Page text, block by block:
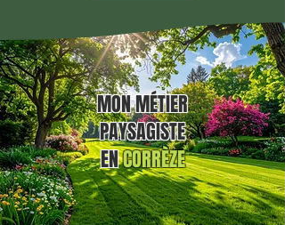
MON MÉTIER
PAYSAGISTE
ENCORRÈZE